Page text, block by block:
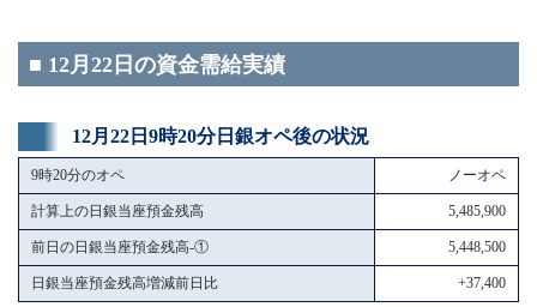
■ 12月22日の資金需給実績
12月22日9時20分日銀オペ後の状況
9時20分のオペ ノーオペ
計算上の日銀当座預金残高 5,485,900
前日の日銀当座預金残高-① 5,448,500
日銀当座預金残高増減前日比 +37,400